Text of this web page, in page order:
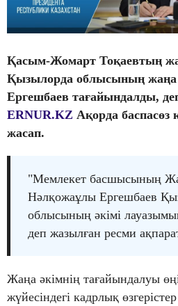
Қасым-Жомарт Тоқаевтың
Қызылорда облысының жаңа
Ергешбаев тағайындалды,
ERNUR.KZ Ақорда баспасөз
жасап.
"Мемлекет басшысының
Нәлқожаұлы Ергешбаев
облысының әкімі
деп жазылған ресми
Жаңа әкімнің тағайындалуы
жүйесіндегі кадрлық